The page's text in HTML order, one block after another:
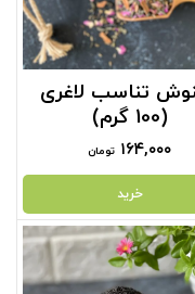
تناسب لاغری
(100 گرم)
۱۶۴,۰۰۰ تومان
خرید